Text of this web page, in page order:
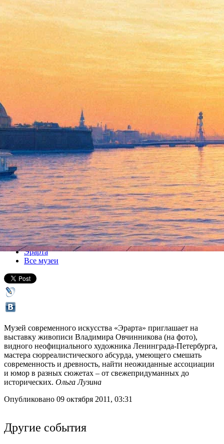
Владимир Овчинников
14 октября 2011, пятница-07 ноября 2011, понедельник
Версия для печати
Все выставки
Эрарта
Все музеи
Музей современного искусства «Эрарта» приглашает на
выставку живописи Владимира Овчинникова (на фото),
видного неофициального художника Ленинграда-Петербурга,
мастера сюрреалистического абсурда, умеющего смешать
современность и древность, найти неожиданные ассоциации
и юмор в разных сюжетах – от свежепридуманных до
исторических. Ольга Лузина
Опубликовано 09 октября 2011, 03:31
Другие события